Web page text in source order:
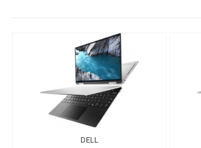
DELL